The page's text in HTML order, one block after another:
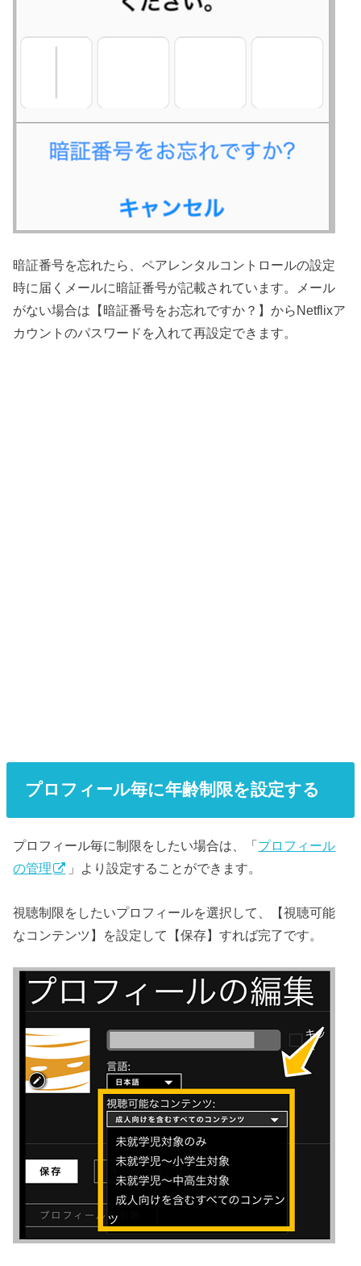
暗証番号を忘れたら、ペアレンタルコントロールの設定
時に届くメールに暗証番号が記載されています。メール
がない場合は【暗証番号をお忘れですか？】からNetflixア
カウントのパスワードを入れて再設定できます。
プロフィール毎に年齢制限を設定する
プロフィール毎に制限をしたい場合は、「 プロフィール
の管理
」より設定することができます。
視聴制限をしたいプロフィールを選択して、【視聴可能
なコンテンツ】を設定して【保存】すれば完了です。